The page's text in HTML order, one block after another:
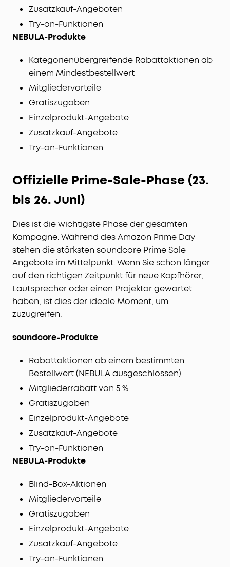
Zusatzkauf-Angeboten
Try-on-Funktionen
NEBULA-Produkte
Kategorienübergreifende Rabattaktionen ab
einem Mindestbestellwert
Mitgliedervorteile
Gratiszugaben
Einzelprodukt-Angebote
Zusatzkauf-Angebote
Try-on-Funktionen
Offizielle Prime-Sale-Phase (23.
bis 26. Juni)
Dies ist die wichtigste Phase der gesamten
Kampagne. Während des Amazon Prime Day
stehen die stärksten soundcore Prime Sale
Angebote im Mittelpunkt. Wenn Sie schon länger
auf den richtigen Zeitpunkt für neue Kopfhörer,
Lautsprecher oder einen Projektor gewartet
haben, ist dies der ideale Moment, um
zuzugreifen.
soundcore-Produkte
Rabattaktionen ab einem bestimmten
Bestellwert (NEBULA ausgeschlossen)
Mitgliederrabatt von 5 %
Gratiszugaben
Einzelprodukt-Angebote
Zusatzkauf-Angebote
Try-on-Funktionen
NEBULA-Produkte
Blind-Box-Aktionen
Mitgliedervorteile
Gratiszugaben
Einzelprodukt-Angebote
Zusatzkauf-Angebote
Try-on-Funktionen